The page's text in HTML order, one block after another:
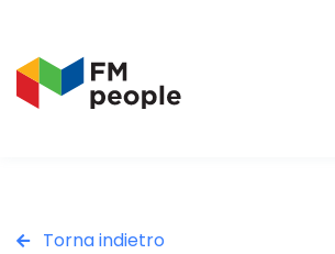
Torna indietro